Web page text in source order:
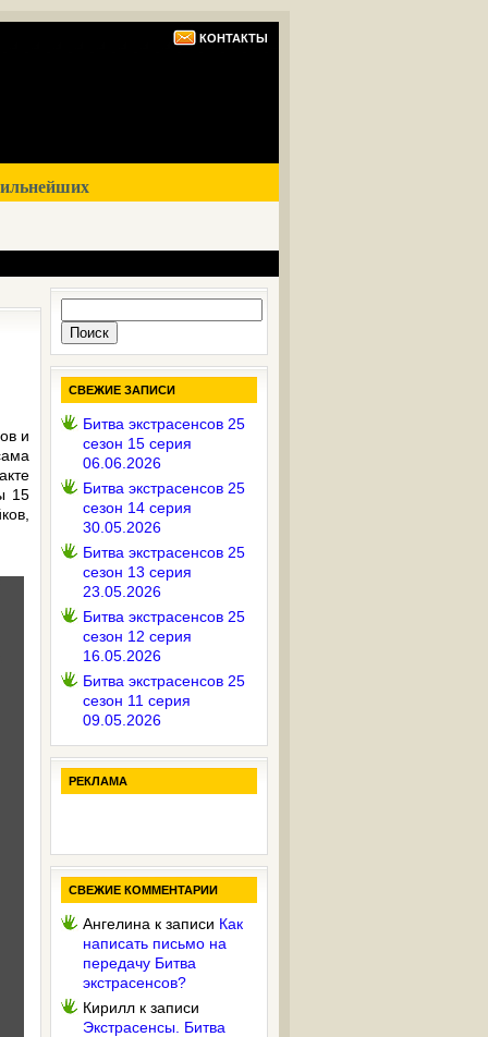
КОНТАКТЫ
и
15
СВЕЖИЕ ЗАПИСИ
Битва экстрасенсов 25
сезон 15 серия
06.06.2026
Битва экстрасенсов 25
сезон 14 серия
30.05.2026
Битва экстрасенсов 25
сезон 13 серия
23.05.2026
Битва экстрасенсов 25
сезон 12 серия
16.05.2026
Битва экстрасенсов 25
сезон 11 серия
09.05.2026
РЕКЛАМА
СВЕЖИЕ КОММЕНТАРИИ
Ангелина к записи Как
написать письмо на
передачу Битва
экстрасенсов?
Кирилл к записи
Экстрасенсы. Битва